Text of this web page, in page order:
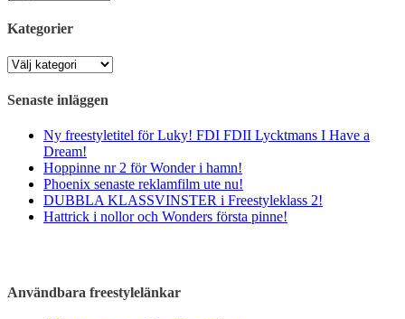
Kategorier
Kategorier
Senaste inläggen
Ny freestyletitel för Luky! FDI FDII Lycktmans I Have a
Dream!
Hoppinne nr 2 för Wonder i hamn!
Phoenix senaste reklamfilm ute nu!
DUBBLA KLASSVINSTER i Freestyleklass 2!
Hattrick i nollor och Wonders första pinne!
Användbara freestylelänkar